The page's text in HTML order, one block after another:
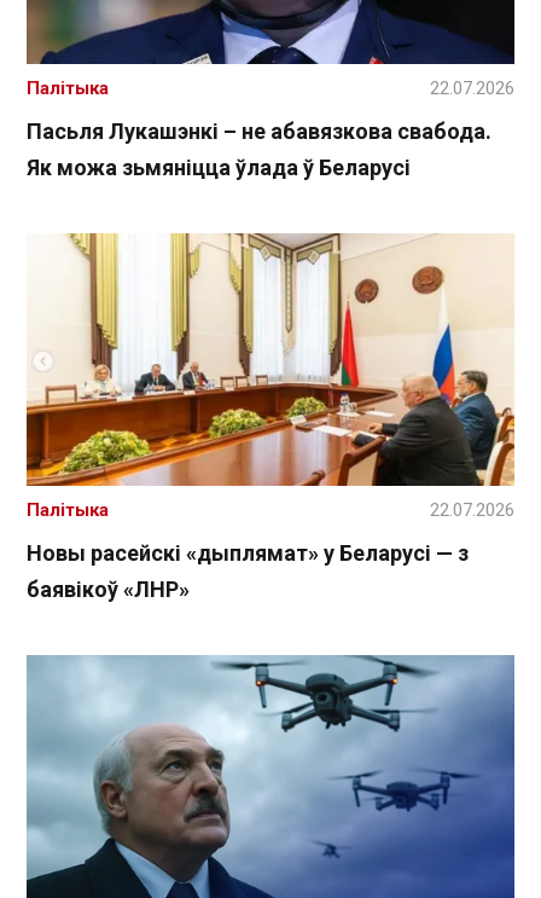
Пасьля Лукашэнкі – не абавязкова свабода.
Як можа зьмяніцца ўлада ў Беларусі
Палітыка 22.07.2026
Новы расейскі «дыплямат» у Беларусі — з
баявікоў «ЛНР»
Палітыка 22.07.2026